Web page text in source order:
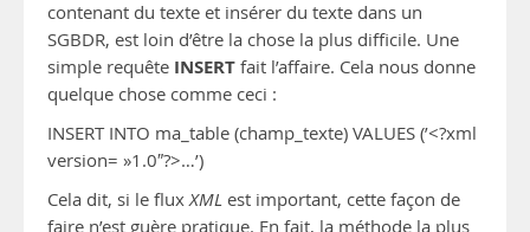
contenant du texte et insérer du texte dans un
SGBDR, est loin d’être la chose la plus difficile. Une
simple requête INSERT fait l’affaire. Cela nous donne
quelque chose comme ceci :
INSERT INTO ma_table (champ_texte) VALUES (’<?xml
version= »1.0″?>…’)
Cela dit, si le fluxXML est important, cette façon de
faire n’est guère pratique. En fait, la méthode la plus